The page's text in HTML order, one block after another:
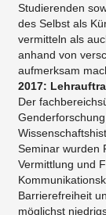
Studierenden
des Selbst als
vermitteln als
anhand von
aufmerksam
2017:
Der
Seminar wurden
Vermittlung und
Barrierefreiheit
möglichst